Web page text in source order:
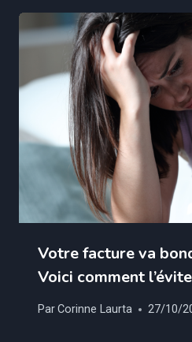
Votre facture va
Voici comment
ParCorinne Laurta 27/10/